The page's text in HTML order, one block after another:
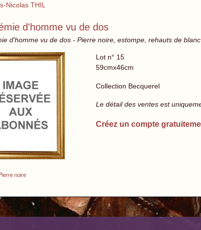
Nicolas THIL
d'homme vu de dos
d'homme vu de dos - Pierre noire, estompe, rehauts de
noire
Lot n° 15
59cmx46cm
Collection Becquerel
Le détail des ventes est
Créez un compte